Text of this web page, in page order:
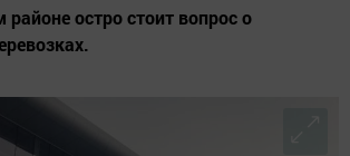
районе остро стоит вопрос о